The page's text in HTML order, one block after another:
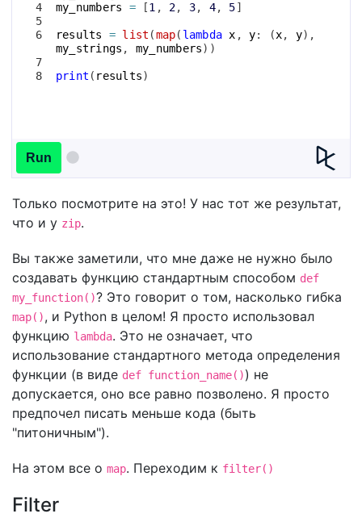
4
5
6
7
8
my_numbers
= [1 , 2, 3, 4, 5]
results = list (map( lambda x , y: (x, y) ,
my_strings , my_numbers))
print ( results)
Run
Только посмотрите на это! У нас тот же результат,
что и у zip.
Вы также заметили, что мне даже не нужно было
создавать функцию стандартным способом def
my_function()? Это говорит о том, насколько гибка
map(), и Python в целом! Я просто использовал
функцию lambda. Это не означает, что
использование стандартного метода определения
функции (в виде def function_name()) не
допускается, оно все равно позволено. Я просто
предпочел писать меньше кода (быть
"питоничным").
На этом все о map. Переходим к filter()
Filter